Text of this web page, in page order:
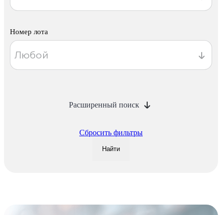
Номер лота
Расширенный поиск
Сбросить фильтры
Найти